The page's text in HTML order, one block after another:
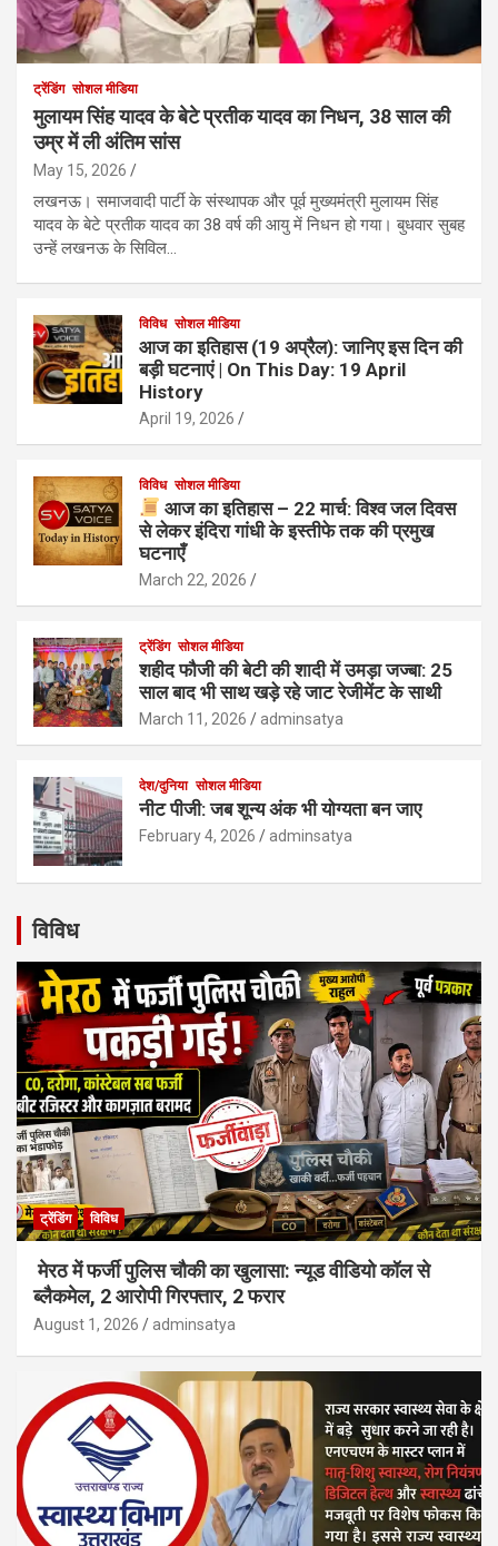
ट्रेंडिंग सोशल मीडिया
मुलायम सिंह यादव के बेटे प्रतीक यादव का निधन, 38 साल की
उम्र में ली अंतिम सांस
May 15, 2026
लखनऊ। समाजवादी पार्टी के संस्थापक और पूर्व मुख्यमंत्री मुलायम सिंह
यादव के बेटे प्रतीक यादव का 38 वर्ष की आयु में निधन हो गया। बुधवार सुबह
उन्हें लखनऊ के सिविल…
विविध सोशल मीडिया
आज का इतिहास (19 अप्रैल): जानिए इस दिन की
बड़ी घटनाएं | On This Day: 19 April
History
April 19, 2026
विविध सोशल मीडिया
आज का इतिहास – 22 मार्च: विश्व जल दिवस
से लेकर इंदिरा गांधी के इस्तीफे तक की प्रमुख
घटनाएँ
March 22, 2026
ट्रेंडिंग सोशल मीडिया
शहीद फौजी की बेटी की शादी में उमड़ा जज्बा: 25
साल बाद भी साथ खड़े रहे जाट रेजीमेंट के साथी
March 11, 2026 adminsatya
देश/दुनिया सोशल मीडिया
नीट पीजी: जब शून्य अंक भी योग्यता बन जाए
February 4, 2026 adminsatya
विविध
ट्रेंडिंग विविध
मेरठ में फर्जी पुलिस चौकी का खुलासा: न्यूड वीडियो कॉल से
ब्लैकमेल, 2 आरोपी गिरफ्तार, 2 फरार
August 1, 2026 adminsatya